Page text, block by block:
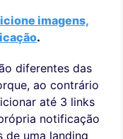
imagens,
.
diferentes das
ao contrário
até 3 links
notificação
de uma landing